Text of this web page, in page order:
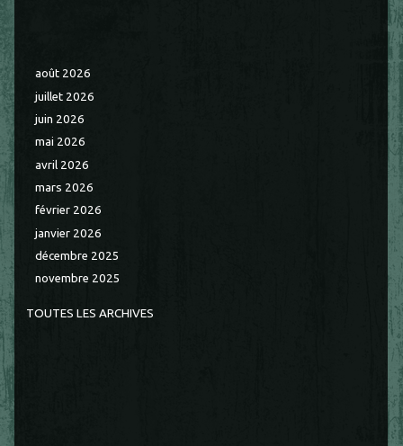
août 2026
juillet 2026
juin 2026
mai 2026
avril 2026
mars 2026
février 2026
janvier 2026
décembre 2025
novembre 2025
TOUTES LES ARCHIVES